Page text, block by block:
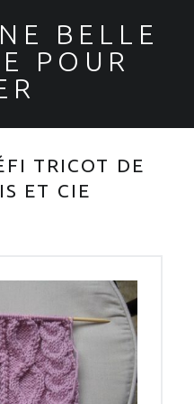
BELLE
POUR
TRICOT DE
ET CIE